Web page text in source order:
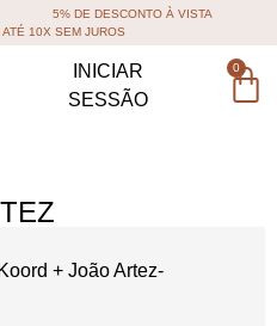
5% DE DESCONTO À VISTA
10X SEM JUROS
INICIAR
SESSÃO
0
+ João Artez-